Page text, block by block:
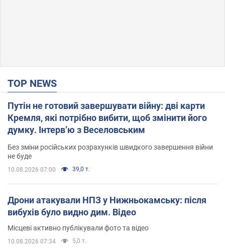
TOP NEWS
Путін не готовий завершувати війну: дві карти
Кремля, які потрібно вибити, щоб змінити його
думку. Інтерв’ю з Веселовським
Без зміни російських розрахунків швидкого завершення війни
не буде
10.08.2026 07:00 39,0 т.
Дрони атакували НПЗ у Нижньокамську: після
вибухів було видно дим. Відео
Місцеві активно публікували фото та відео
10.08.2026 07:34 5,0 т.